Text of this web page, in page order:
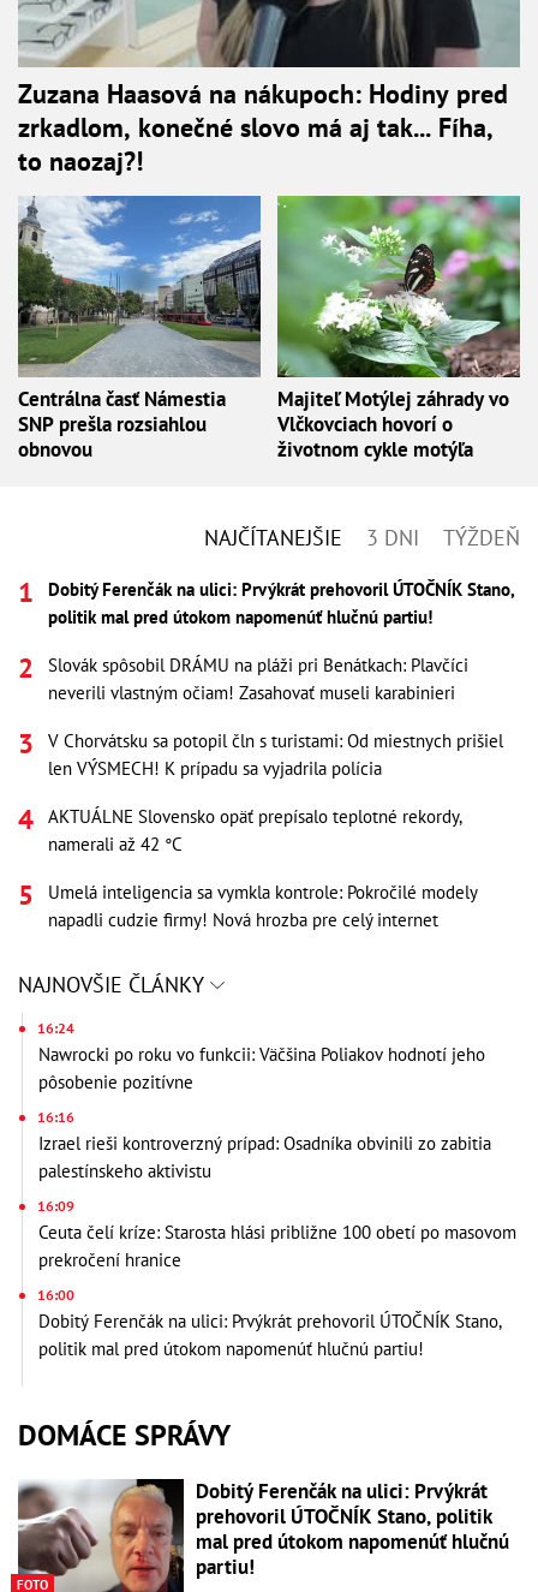
Zuzana Haasová na nákupoch: Hodiny pred
zrkadlom, konečné slovo má aj tak... Fíha,
to naozaj?!
Centrálna časť Námestia
SNP prešla rozsiahlou
obnovou
Majiteľ Motýlej záhrady vo
Vlčkovciach hovorí o
životnom cykle motýľa
NAJČÍTANEJŠIE 3 DNI TÝŽDEŇ
Dobitý Ferenčák na ulici: Prvýkrát prehovoril ÚTOČNÍK Stano,
politik mal pred útokom napomenúť hlučnú partiu!
Slovák spôsobil DRÁMU na pláži pri Benátkach: Plavčíci
neverili vlastným očiam! Zasahovať museli karabinieri
V Chorvátsku sa potopil čln s turistami: Od miestnych prišiel
len VÝSMECH! K prípadu sa vyjadrila polícia
AKTUÁLNE Slovensko opäť prepísalo teplotné rekordy,
namerali až 42 °C
Umelá inteligencia sa vymkla kontrole: Pokročilé modely
napadli cudzie firmy! Nová hrozba pre celý internet
NAJNOVŠIE ČLÁNKY
16:24
Nawrocki po roku vo funkcii: Väčšina Poliakov hodnotí jeho
pôsobenie pozitívne
16:16
Izrael rieši kontroverzný prípad: Osadníka obvinili zo zabitia
palestínskeho aktivistu
16:09
Ceuta čelí kríze: Starosta hlási približne 100 obetí po masovom
prekročení hranice
16:00
Dobitý Ferenčák na ulici: Prvýkrát prehovoril ÚTOČNÍK Stano,
politik mal pred útokom napomenúť hlučnú partiu!
DOMÁCE SPRÁVY
FOTO
Dobitý Ferenčák na ulici: Prvýkrát
prehovoril ÚTOČNÍK Stano, politik
mal pred útokom napomenúť hlučnú
partiu!